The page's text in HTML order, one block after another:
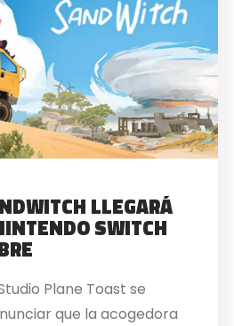
LLEGARÁ
SWITCH
Plane Toast se
que la acogedora